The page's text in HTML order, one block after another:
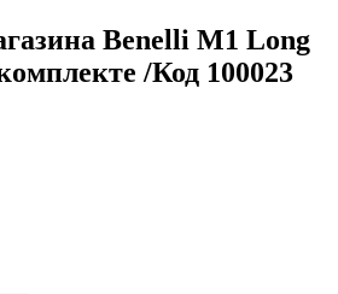
Benelli M1 Long
/Код 100023